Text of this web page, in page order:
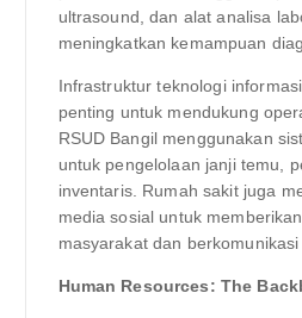
ultrasound, dan alat analisa
meningkatkan kemampuan
Infrastruktur teknologi
penting untuk mendukung
RSUD Bangil menggunakan
untuk pengelolaan janji temu,
inventaris. Rumah sakit juga
media sosial untuk
masyarakat dan berkomunikasi
Human Resources: The